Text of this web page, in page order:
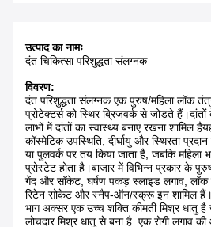
उत्पाद का नामः
दंत चिकित्सा परिशुद्धता संलग्नक
विवरण:
दंत परिशुद्धता संलग्नक एक पुरुष/महिला लॉक
प्रोटेक्टर्स को स्थिर ब्रिजवर्क से जोड़ते
लाभों में दांतों का स्वास्थ्य बनाए रखना शामिल
कॉस्मेटिक उपस्थिति, दीर्घायु और स्थिरता
या पुलवर्क पर तय किया जाता है, जबकि महिला
प्रोस्टेट होता है।बाजार में विभिन्न प्रकार के
गेंद और सॉकेट, घर्षण पकड़ स्लाइड लगाव, लॉक
रिटेन सोकेट और स्नैप-ऑन/स्क्रू इन शामिल
भाग अक्सर एक उच्च शक्ति कीमती मिश्र धातु
लोचदार मिश्र धातु से बना है. एक रोगी लगाव